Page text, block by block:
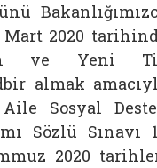
2020
ve Yeni
almak
Sosyal
Sözlü Sınavı
2020